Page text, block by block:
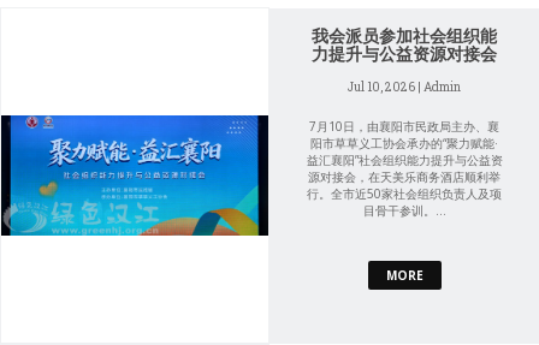
我会派员参加社会组织能
力提升与公益资源对接会
Jul 10, 2026 | Admin
7月10日，由襄阳市民政局主办、襄
阳市草草义工协会承办的“聚力赋能·
益汇襄阳”社会组织能力提升与公益资
源对接会，在天美乐商务酒店顺利举
行。全市近50家社会组织负责人及项
目骨干参训。...
MORE